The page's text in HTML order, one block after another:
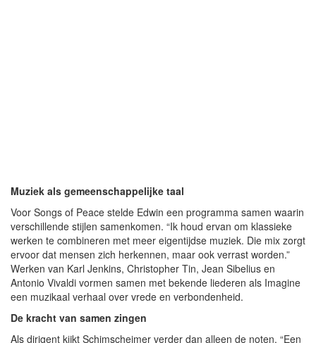
Muziek als gemeenschappelijke taal
Voor Songs of Peace stelde Edwin een programma samen waarin
verschillende stijlen samenkomen. “Ik houd ervan om klassieke
werken te combineren met meer eigentijdse muziek. Die mix zorgt
ervoor dat mensen zich herkennen, maar ook verrast worden.”
Werken van Karl Jenkins, Christopher Tin, Jean Sibelius en
Antonio Vivaldi vormen samen met bekende liederen als Imagine
een muzikaal verhaal over vrede en verbondenheid.
De kracht van samen zingen
Als dirigent kijkt Schimscheimer verder dan alleen de noten. “Een